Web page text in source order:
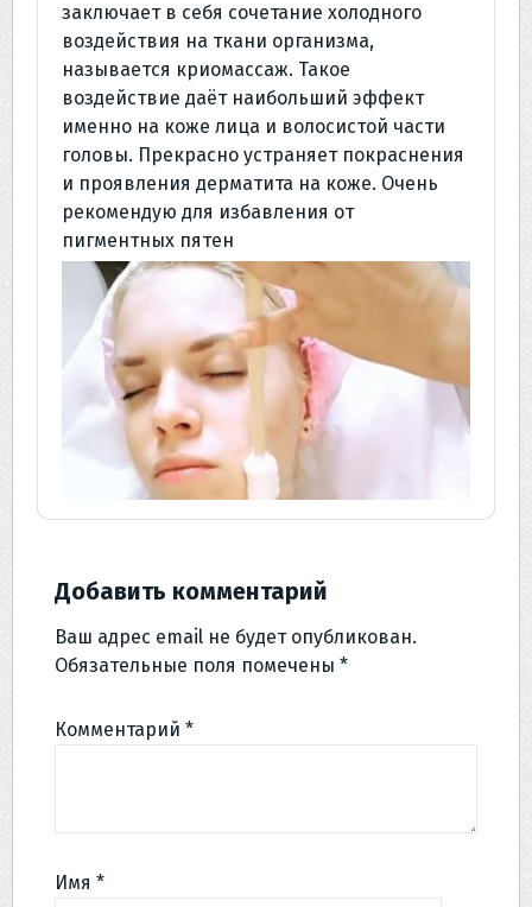
заключает в себя сочетание холодного
воздействия на ткани организма,
называется криомассаж. Такое
воздействие даёт наибольший эффект
именно на коже лица и волосистой части
головы. Прекрасно устраняет покраснения
и проявления дерматита на коже. Очень
рекомендую для избавления от
пигментных пятен
Добавить комментарий
Ваш адрес email не будет опубликован.
Обязательные поля помечены *
Комментарий *
Имя *